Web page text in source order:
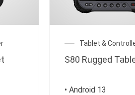
Tablet &
S80 Rugged
• Android 13